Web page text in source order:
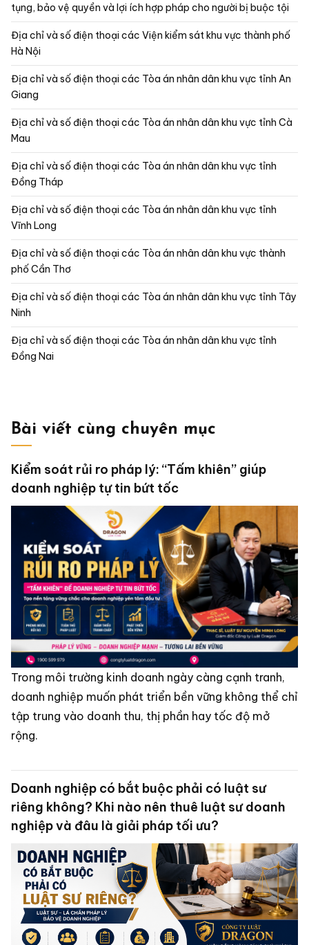
tụng, bảo vệ quyền và lợi ích hợp pháp cho người bị buộc tội
Địa chỉ và số điện thoại các Viện kiểm sát khu vực thành phố
Hà Nội
Địa chỉ và số điện thoại các Tòa án nhân dân khu vực tỉnh An
Giang
Địa chỉ và số điện thoại các Tòa án nhân dân khu vực tỉnh Cà
Mau
Địa chỉ và số điện thoại các Tòa án nhân dân khu vực tỉnh
Đồng Tháp
Địa chỉ và số điện thoại các Tòa án nhân dân khu vực tỉnh
Vĩnh Long
Địa chỉ và số điện thoại các Tòa án nhân dân khu vực thành
phố Cần Thơ
Địa chỉ và số điện thoại các Tòa án nhân dân khu vực tỉnh Tây
Ninh
Địa chỉ và số điện thoại các Tòa án nhân dân khu vực tỉnh
Đồng Nai
Bài viết cùng chuyên mục
Kiểm soát rủi ro pháp lý: “Tấm khiên” giúp
doanh nghiệp tự tin bứt tốc
Trong môi trường kinh doanh ngày càng cạnh tranh,
doanh nghiệp muốn phát triển bền vững không thể chỉ
tập trung vào doanh thu, thị phần hay tốc độ mở
rộng.
Doanh nghiệp có bắt buộc phải có luật sư
riêng không? Khi nào nên thuê luật sư doanh
nghiệp và đâu là giải pháp tối ưu?